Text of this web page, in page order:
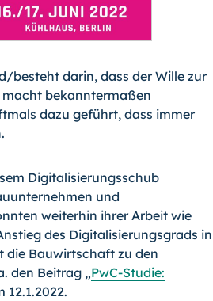
besteht darin, dass der Wille zur
bekanntermaßen
dazu geführt, dass immer
Digitalisierungsschub
und
weiterhin ihrer Arbeit wie
des Digitalisierungsgrads in
die Bauwirtschaft zu den
den Beitrag „PwC-Studie:
12.1.2022.